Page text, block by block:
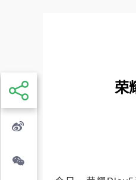
荣